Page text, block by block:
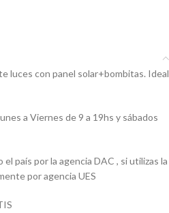
luces con panel solar+bombitas. Ideal
a Viernes de 9 a 19hs y sábados
país por la agencia DAC , si utilizas la
por agencia UES